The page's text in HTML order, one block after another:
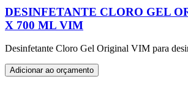
DESINFETANTE CLORO GEL
X 700 ML VIM
Desinfetante Cloro Gel Original VIM para
Adicionar ao orçamento